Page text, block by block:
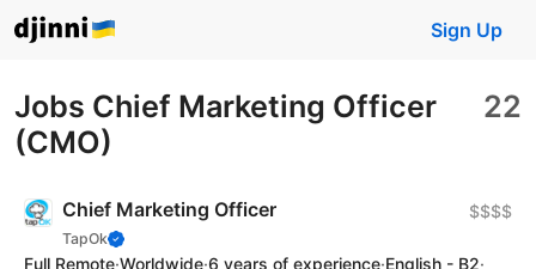
Sign Up
Jobs Chief Marketing Officer
(CMO)
22
Chief Marketing Officer
TapOk
$$$$
Full Remote·Worldwide·6 years of experience·English - B2·